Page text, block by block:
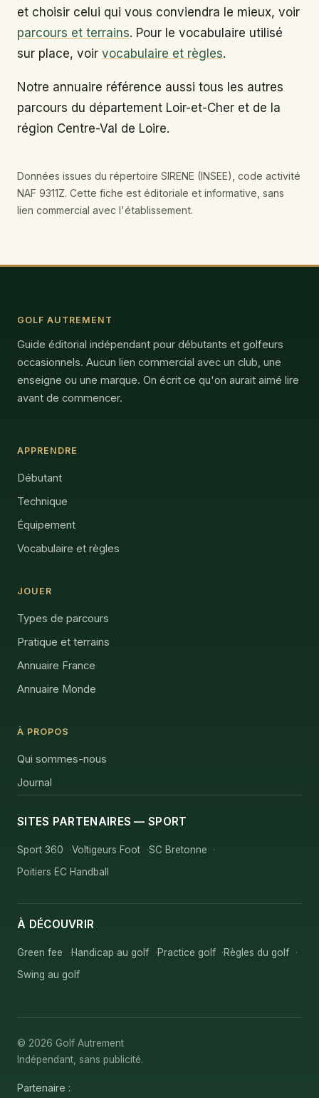
et choisir celui qui vous conviendra le mieux, voir
parcours et terrains. Pour le vocabulaire utilisé
sur place, voir vocabulaire et règles.
Notre annuaire référence aussi tous les autres
parcours du département Loir-et-Cher et de la
région Centre-Val de Loire.
Données issues du répertoire SIRENE (INSEE), code activité
NAF 9311Z. Cette fiche est éditoriale et informative, sans
lien commercial avec l'établissement.
GOLF AUTREMENT
Guide éditorial indépendant pour débutants et golfeurs
occasionnels. Aucun lien commercial avec un club, une
enseigne ou une marque. On écrit ce qu'on aurait aimé lire
avant de commencer.
APPRENDRE
Débutant
Technique
Équipement
Vocabulaire et règles
JOUER
Types de parcours
Pratique et terrains
Annuaire France
Annuaire Monde
À PROPOS
Qui sommes-nous
Journal
SITES PARTENAIRES — SPORT
Sport 360 Voltigeurs Foot
SC Bretonne
Poitiers EC Handball
À DÉCOUVRIR
Green fee Handicap au golf Practice golf
Règles du golf
Swing au golf
© 2026 Golf Autrement
Indépendant, sans publicité.
Partenaire :